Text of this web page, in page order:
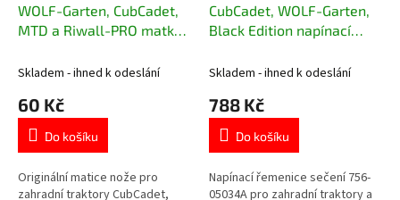
WOLF-Garten, CubCadet,
MTD a Riwall-PRO matka
Skladem - ihned k odeslání
60 Kč
Do košíku
Originální matice nože pro
zahradní traktory CubCadet,
CubCadet, WOLF-Garten,
Black Edition napínací
05034A
Skladem - ihned k odeslání
788 Kč
Do košíku
Napínací řemenice sečení 756-
05034A pro zahradní traktory a